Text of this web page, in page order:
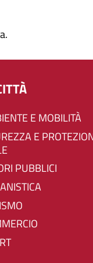
E MOBILITÀ
PUBBLICI